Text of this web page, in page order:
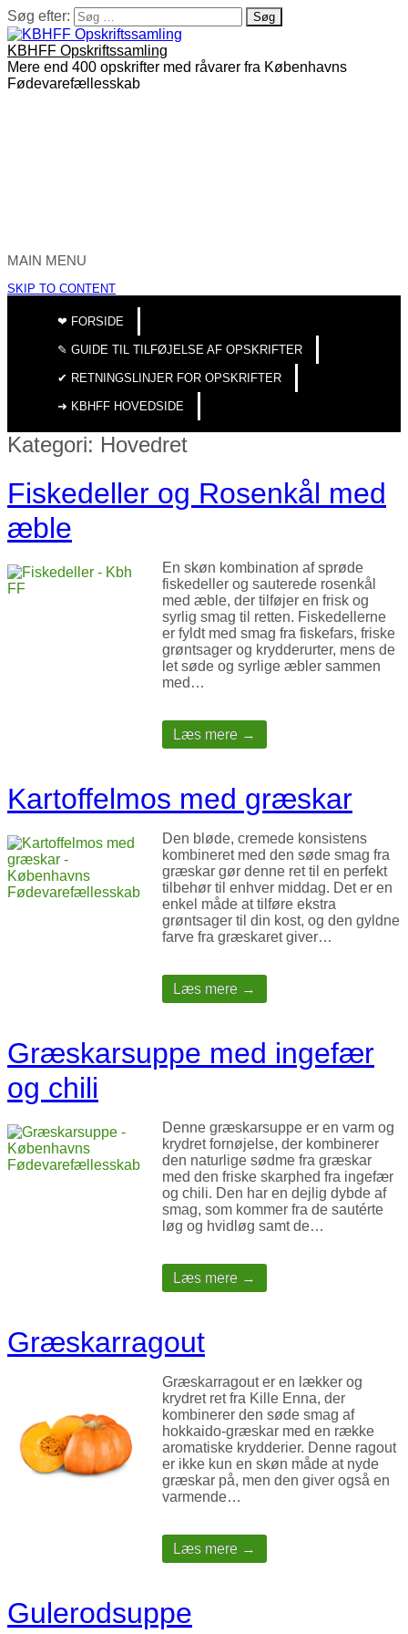
Søg efter:
KBHFF Opskriftssamling
Mere end 400 opskrifter med råvarer fra Københavns
Fødevarefællesskab
MAIN MENU
SKIP TO CONTENT
❤︎ FORSIDE
✎ GUIDE TIL TILFØJELSE AF OPSKRIFTER
✔︎ RETNINGSLINJER FOR OPSKRIFTER
➜ KBHFF HOVEDSIDE
Kategori: Hovedret
Fiskedeller og Rosenkål med
æble
En skøn kombination af sprøde
fiskedeller og sauterede rosenkål
med æble, der tilføjer en frisk og
syrlig smag til retten. Fiskedellerne
er fyldt med smag fra fiskefars, friske
grøntsager og krydderurter, mens de
let søde og syrlige æbler sammen
med…
Læs mere →
Kartoffelmos med græskar
Den bløde, cremede konsistens
kombineret med den søde smag fra
græskar gør denne ret til en perfekt
tilbehør til enhver middag. Det er en
enkel måde at tilføre ekstra
grøntsager til din kost, og den gyldne
farve fra græskaret giver…
Læs mere →
Græskarsuppe med ingefær
og chili
Denne græskarsuppe er en varm og
krydret fornøjelse, der kombinerer
den naturlige sødme fra græskar
med den friske skarphed fra ingefær
og chili. Den har en dejlig dybde af
smag, som kommer fra de sautérte
løg og hvidløg samt de…
Læs mere →
Græskarragout
Græskarragout er en lækker og
krydret ret fra Kille Enna, der
kombinerer den søde smag af
hokkaido-græskar med en række
aromatiske krydderier. Denne ragout
er ikke kun en skøn måde at nyde
græskar på, men den giver også en
varmende…
Læs mere →
Gulerodsuppe